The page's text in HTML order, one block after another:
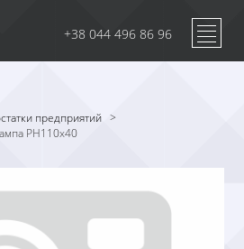
+38 044 496 86 96
предприятий >
РН110х40